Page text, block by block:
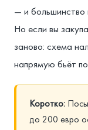
— и большинство
Но если вы
заново: схема
напрямую бьёт
Коротко:
до 200 евро